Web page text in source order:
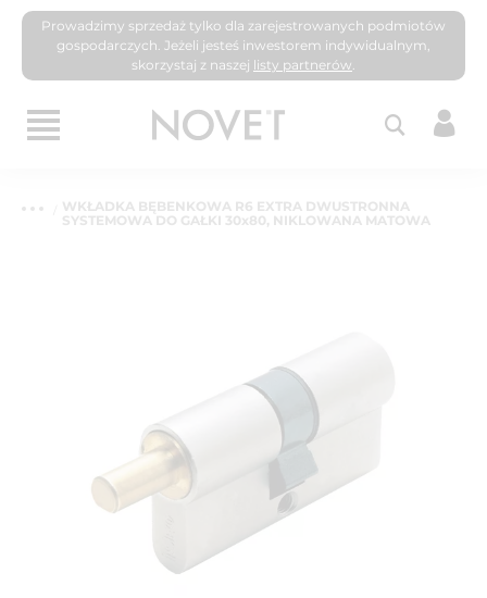
Prowadzimy sprzedaż tylko dla zarejestrowanych podmiotów
gospodarczych. Jeżeli jesteś inwestorem indywidualnym,
skorzystaj z naszej listy partnerów.
WKŁADKA BĘBENKOWA R6 EXTRA DWUSTRONNA
SYSTEMOWA DO GAŁKI 30x80, NIKLOWANA MATOWA